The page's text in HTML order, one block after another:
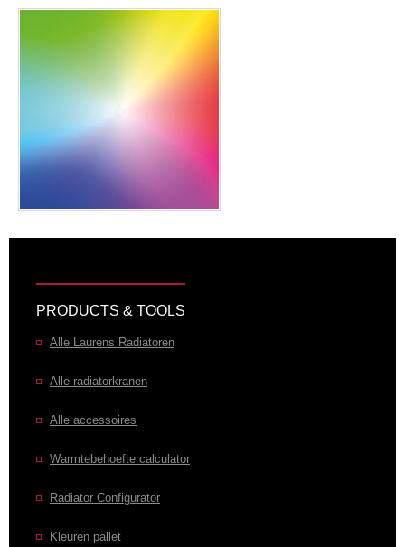
PRODUCTS & TOOLS
Alle Laurens Radiatoren
Alle radiatorkranen
Alle accessoires
Warmtebehoefte calculator
Radiator Configurator
Kleuren pallet